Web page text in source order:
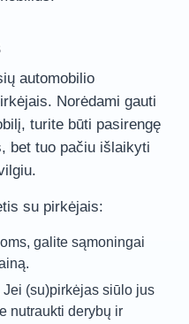
automobilio
Norėdami gauti
turite būti pasirengę
bet tuo pačiu išlaikyti
su pirkėjais:
galite sąmoningai
(su)pirkėjas siūlo jus
nutraukti derybų ir